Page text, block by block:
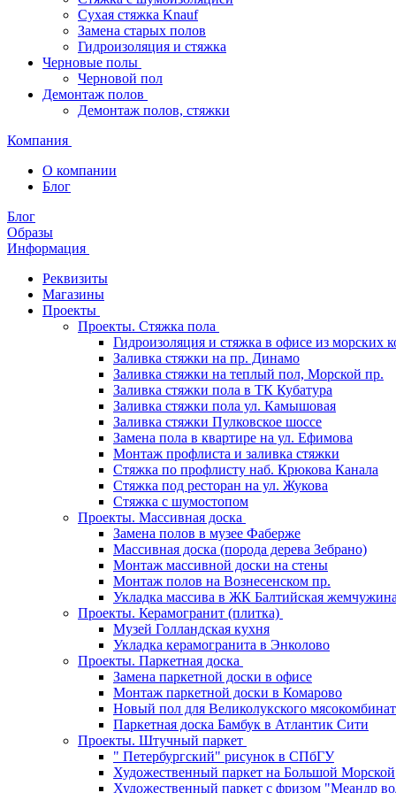
Сухая стяжка Knauf
Замена старых полов
Гидроизоляция и стяжка
Черновые полы
Черновой пол
Демонтаж полов
Демонтаж полов, стяжки
Компания
О компании
Блог
Блог
Образы
Информация
Реквизиты
Магазины
Проекты
Проекты. Стяжка пола
Гидроизоляция и стяжка в офисе из морских
Заливка стяжки на пр. Динамо
Заливка стяжки на теплый пол, Морской пр.
Заливка стяжки пола в ТК Кубатура
Заливка стяжки пола ул. Камышовая
Заливка стяжки Пулковское шоссе
Замена пола в квартире на ул. Ефимова
Монтаж профлиста и заливка стяжки
Стяжка по профлисту наб. Крюкова Канала
Стяжка под ресторан на ул. Жукова
Стяжка с шумостопом
Проекты. Массивная доска
Замена полов в музее Фаберже
Массивная доска (порода дерева Зебрано)
Монтаж массивной доски на стены
Монтаж полов на Вознесенском пр.
Укладка массива в ЖК Балтийская жемчужина
Проекты. Керамогранит (плитка)
Музей Голландская кухня
Укладка керамогранита в Энколово
Проекты. Паркетная доска
Замена паркетной доски в офисе
Монтаж паркетной доски в Комарово
Новый пол для Великолукского
Паркетная доска Бамбук в Атлантик Сити
Проекты. Штучный паркет
" Петербургский" рисунок в СПбГУ
Художественный паркет на Большой Морской
Художественный паркет с фризом "Меандр